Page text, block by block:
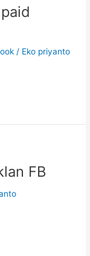
/ Eko priyanto
FB